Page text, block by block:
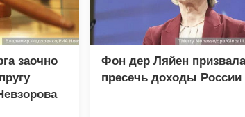
заочно
Фон дер Ляйен призвала
пресечь доходы России